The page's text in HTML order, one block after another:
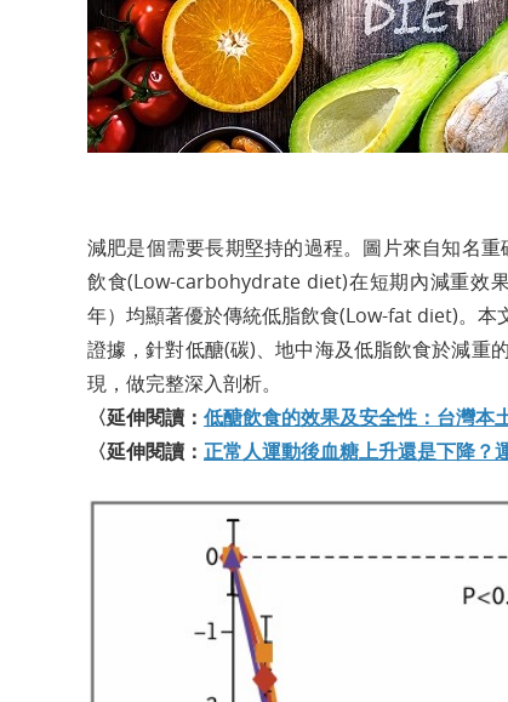
減肥是個需要長期堅持的過程。圖片來自知名
飲食(Low-carbohydrate diet)在短期內減重效
年）均顯著優於傳統低脂飲食(Low-fat diet)。
證據，針對低醣(碳)、地中海及低脂飲食於減重
現，做完整深入剖析。
〈延伸閱讀： 低醣飲食的效果及安全性：台灣本
〈延伸閱讀： 正常人運動後血糖上升還是下降？